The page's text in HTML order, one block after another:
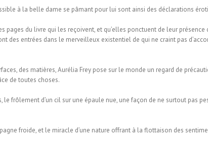
à la belle dame se pâmant pour lui sont ainsi des déclarations
pages du livre qui les reçoivent, et qu’elles ponctuent de leur
des entrées dans le merveilleux existentiel de qui ne craint pas
des matières, Aurélia Frey pose sur le monde un regard de
de toutes choses.
le frôlement d’un cil sur une épaule nue, une façon de ne surtout pas
froide, et le miracle d’une nature offrant à la flottaison des